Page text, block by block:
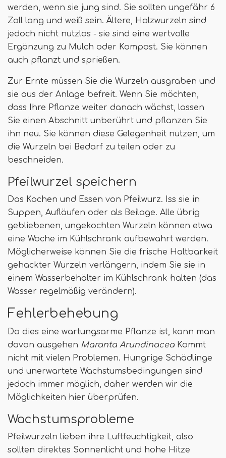
werden, wenn sie jung sind. Sie sollten ungefähr 6
Zoll lang und weiß sein. Ältere, Holzwurzeln sind
jedoch nicht nutzlos - sie sind eine wertvolle
Ergänzung zu Mulch oder Kompost. Sie können
auch pflanzt und sprießen.
Zur Ernte müssen Sie die Wurzeln ausgraben und
sie aus der Anlage befreit. Wenn Sie möchten,
dass Ihre Pflanze weiter danach wächst, lassen
Sie einen Abschnitt unberührt und pflanzen Sie
ihn neu. Sie können diese Gelegenheit nutzen, um
die Wurzeln bei Bedarf zu teilen oder zu
beschneiden.
Pfeilwurzel speichern
Das Kochen und Essen von Pfeilwurz. Iss sie in
Suppen, Aufläufen oder als Beilage. Alle übrig
gebliebenen, ungekochten Wurzeln können etwa
eine Woche im Kühlschrank aufbewahrt werden.
Möglicherweise können Sie die frische Haltbarkeit
gehackter Wurzeln verlängern, indem Sie sie in
einem Wasserbehälter im Kühlschrank halten (das
Wasser regelmäßig verändern).
Fehlerbehebung
Da dies eine wartungsarme Pflanze ist, kann man
davon ausgehen Maranta Arundinacea Kommt
nicht mit vielen Problemen. Hungrige Schädlinge
und unerwartete Wachstumsbedingungen sind
jedoch immer möglich, daher werden wir die
Möglichkeiten hier überprüfen.
Wachstumsprobleme
Pfeilwurzeln lieben ihre Luftfeuchtigkeit, also
sollten direktes Sonnenlicht und hohe Hitze